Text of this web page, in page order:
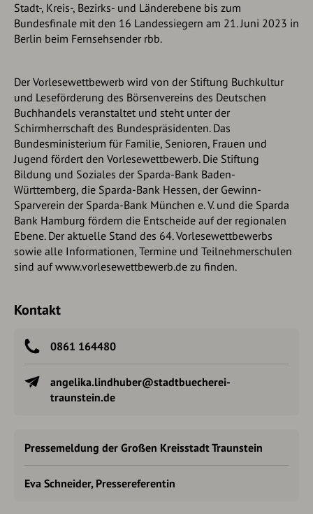
Stadt-, Kreis-, Bezirks- und Länderebene bis zum
Bundesfinale mit den 16 Landessiegern am 21. Juni 2023 in
Berlin beim Fernsehsender rbb.
Der Vorlesewettbewerb wird von der Stiftung Buchkultur
und Leseförderung des Börsenvereins des Deutschen
Buchhandels veranstaltet und steht unter der
Schirmherrschaft des Bundespräsidenten. Das
Bundesministerium für Familie, Senioren, Frauen und
Jugend fördert den Vorlesewettbewerb. Die Stiftung
Bildung und Soziales der Sparda-Bank Baden-
Württemberg, die Sparda-Bank Hessen, der Gewinn-
Sparverein der Sparda-Bank München e. V. und die Sparda
Bank Hamburg fördern die Entscheide auf der regionalen
Ebene. Der aktuelle Stand des 64. Vorlesewettbewerbs
sowie alle Informationen, Termine und Teilnehmerschulen
sind auf www.vorlesewettbewerb.de zu finden.
Kontakt
0861 164480
angelika.lindhuber@stadtbuecherei-
traunstein.de
Pressemeldung der Großen Kreisstadt Traunstein
Eva Schneider, Pressereferentin